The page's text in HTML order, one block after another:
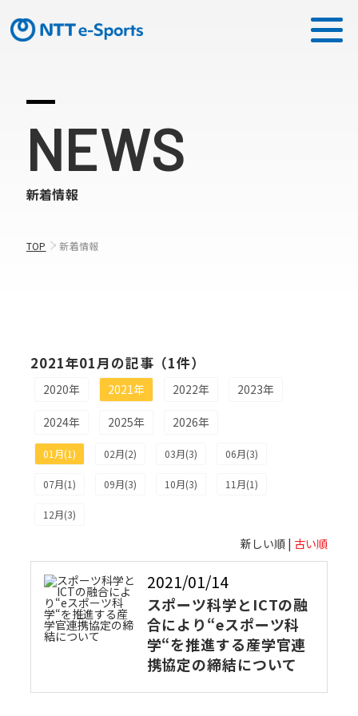
ミッション
ソリューション
ピックアップ
ニュース
NEWS
新着情報
TOP 新着情報
2021年01月の記事（1件）
2020年 2021年 2022年 2023年
2024年 2025年 2026年
01月(1) 02月(2) 03月(3) 06月(3)
07月(1) 09月(3) 10月(3) 11月(1)
12月(3)
新しい順 | 古い順
2021/01/14
スポーツ科学とICTの融
合により“eスポーツ科
学“を推進する産学官連
携協定の締結について